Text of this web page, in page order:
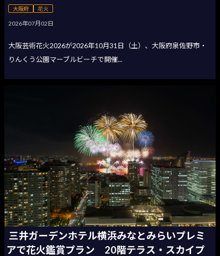
大阪府 花火
2026年07月02日
大阪芸術花火2026が2026年10月31日（土）、大阪府泉佐野市・
りんくう公園マーブルビーチで開催...
三井ガーデンホテル横浜みなとみらいプレミ
アで花火鑑賞プラン 20階テラス・スカイプ